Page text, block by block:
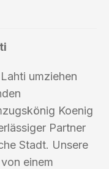
umziehen
Koenig
Partner
Stadt. Unsere
einem